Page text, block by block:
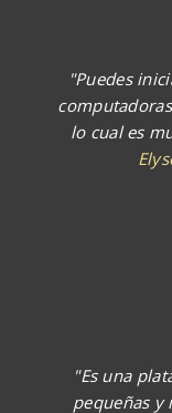
"Puedes
lo cual es
"Es una
pequeñas y